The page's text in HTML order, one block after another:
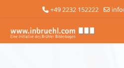
+49 2232 152222